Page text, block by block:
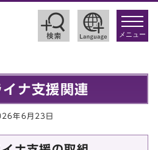
toggle
メニュー
ナ支援関連
年6月23日